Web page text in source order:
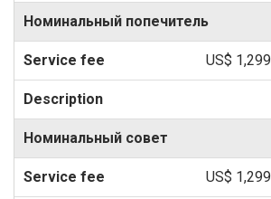
Номинальный попечитель
US$ 1,299
Номинальный совет
US$ 1,299